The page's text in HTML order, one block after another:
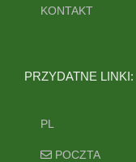
KONTAKT
PRZYDATNE LINKI:
PL
POCZTA